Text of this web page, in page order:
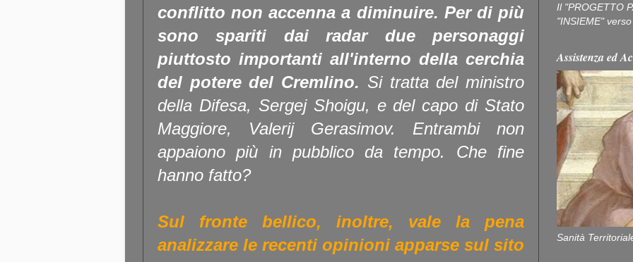
conflitto non accenna a diminuire. Per di più
sono spariti dai radar due personaggi
piuttosto importanti all'interno della cerchia
del potere del Cremlino. Si tratta del ministro
della Difesa, Sergej Shoigu, e del capo di Stato
Maggiore, Valerij Gerasimov. Entrambi non
appaiono più in pubblico da tempo. Che fine
hanno fatto?
Sul fronte bellico, inoltre, vale la pena
analizzare le recenti opinioni apparse sul sito
Il "PROGETTO
"INSIEME"
Assistenza ed
Sanità